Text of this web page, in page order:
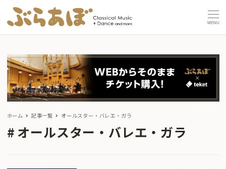
MENU
ホーム 記事一覧 オールスター・バレエ・ガラ
オールスター・バレエ・ガラ